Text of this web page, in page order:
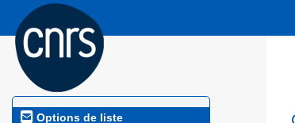
Options de liste